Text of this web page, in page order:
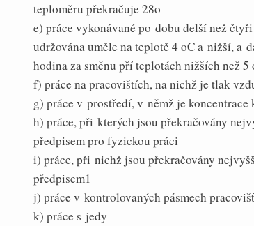
teploměru překračuje 28o
e) práce vykonávané po dobu delší než
udržována uměle na teplotě 4 oC a nižší, a
hodina za směnu pří teplotách nižších než 5
f) práce na pracovištích, na nichž je tlak
g) práce v prostředí, v němž je
h) práce, při kterých jsou překračovány
předpisem pro fyzickou práci
i) práce, při nichž jsou překračovány
předpisem1
j) práce v kontrolovaných pásmech
k) práce s jedy